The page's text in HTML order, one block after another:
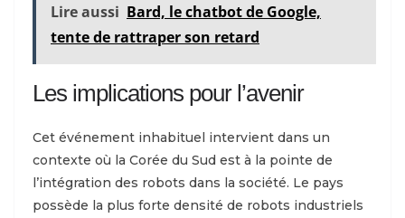
Lire aussi Bard, le chatbot de Google,
tente de rattraper son retard
Les implications pour l’avenir
Cet événement inhabituel intervient dans un
contexte où la Corée du Sud est à la pointe de
l’intégration des robots dans la société. Le pays
possède la plus forte densité de robots industriels